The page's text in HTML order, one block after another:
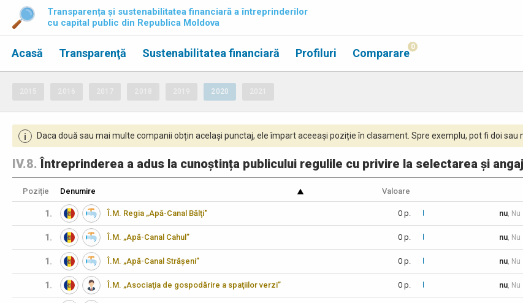
Transparența și sustenabilitatea financiară a întreprinderilor
cu capital public din Republica Moldova
Acasă Transparenţă Sustenabilitatea financiară Profiluri Comparare 0
2020
i Daca două sau mai multe companii obțin același punctaj, ele împart aceeași poziție în clasament. Spre exemplu, pot fi doi
IV.8.Întreprinderea a adus la cunoștința publicului regulile cu privire la selectarea și
Poziție Denumire Valoare
1. Î.M. Regia „Apă-Canal Bălţi" 0 p. nu,
1. Î.M. „Apă-Canal Cahul” 0 p. nu,
1. Î.M. „Apă-Canal Strășeni” 0 p. nu,
1. Î.M. „Asociaţia de gospodărire a spaţiilor verzi” 0 p. nu,